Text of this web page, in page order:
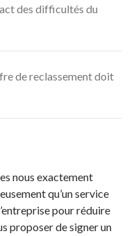
des difficultés du
de reclassement doit
nous exactement
qu’un service
pour réduire
proposer de signer un